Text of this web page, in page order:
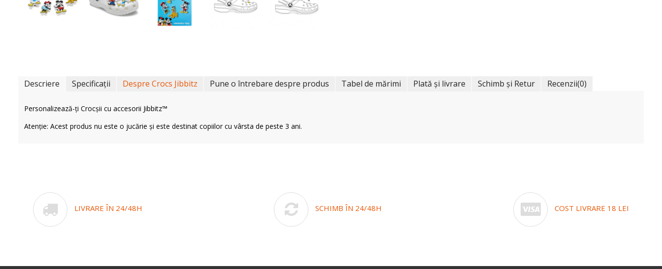
Descriere Specificații Despre Crocs Jibbitz Pune o întrebare despre produs Tabel de mărimi Plată și livrare Schimb și Retur Recenzii(0)
Personalizează-ți Crocșii cu accesorii Jibbitz™
Atenție: Acest produs nu este o jucărie și este destinat copiilor cu vârsta de peste 3 ani.
LIVRARE ÎN 24/48H SCHIMB ÎN 24/48H COST LIVRARE 18 LEI